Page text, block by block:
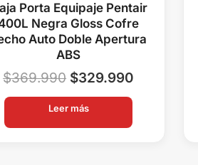
Porta Equipaje Pentair
Negra Gloss Cofre
Auto Doble Apertura
ABS
$369.990 $329.990
Leer más